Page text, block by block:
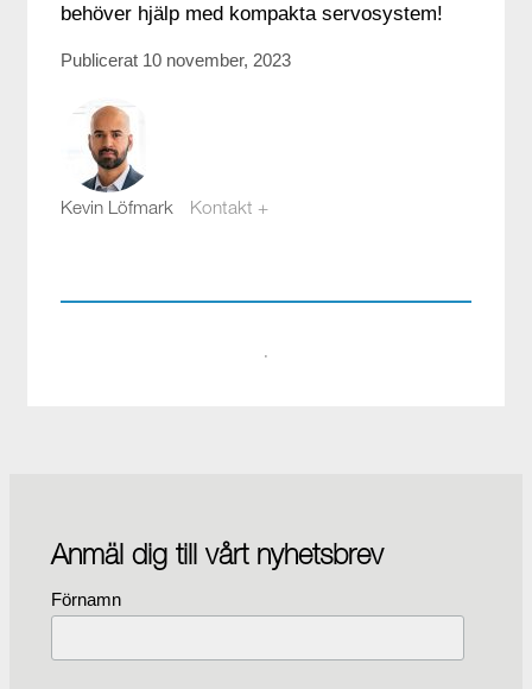
behöver hjälp med kompakta servosystem!
Publicerat 10 november, 2023
Kevin Löfmark Kontakt +
·
Anmäl dig till vårt nyhetsbrev
Förnamn